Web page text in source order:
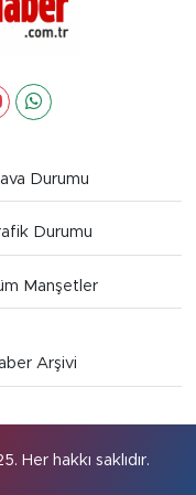
Durumu
Durumu
Manşetler
Arşivi
Her hakkı saklıdır.